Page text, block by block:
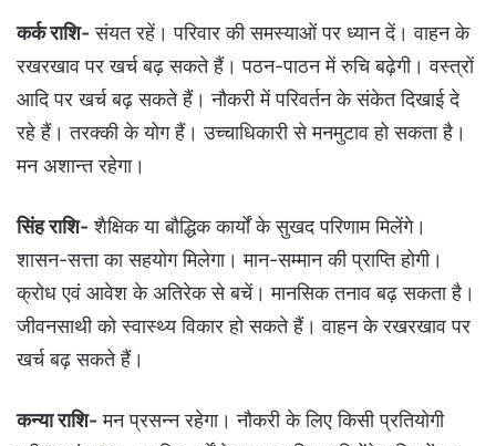
कर्क राशि-संयत रहें। परिवार की समस्याओं पर ध्यान दें। वाहन के
रखरखाव पर खर्च बढ़ सकते हैं। पठन-पाठन में रुचि बढ़ेगी। वस्त्रों
आदि पर खर्च बढ़ सकते हैं। नौकरी में परिवर्तन के संकेत दिखाई दे
रहे हैं। तरक्‍की के योग हैं। उच्‍चाध‍िकारी से मनमुटाव हो सकता है।
मन अशान्त रहेगा।
सिंह राशि-शैक्षिक या बौद्धिक कार्यों के सुखद परिणाम मिलेंगे।
शासन-सत्ता का सहयोग मिलेगा। मान-सम्मान की प्राप्ति‍ होगी।
क्रोध एवं आवेश के अतिरेक से बचें। मानसिक तनाव बढ़ सकता है।
जीवनसाथी को स्वास्थ्‍य विकार हो सकते हैं। वाहन के रखरखाव पर
खर्च बढ़ सकते हैं।
कन्या राशि-मन प्रसन्न रहेगा। नौकरी के लिए किसी प्रतियोगी